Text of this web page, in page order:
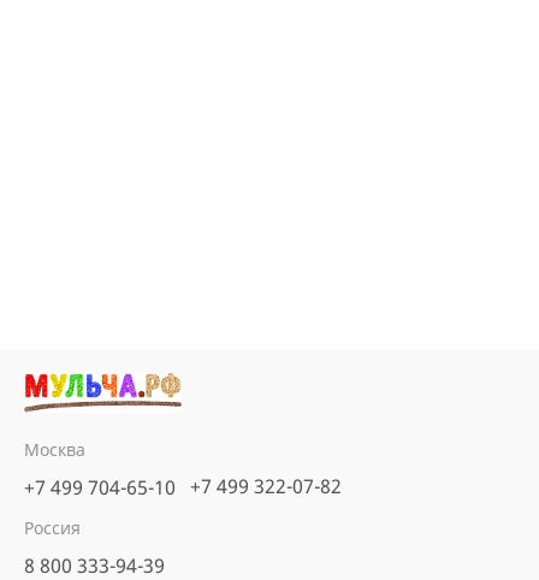
Москва
+7 499 704-65-10 +7 499 322-07-82
Россия
8 800 333-94-39